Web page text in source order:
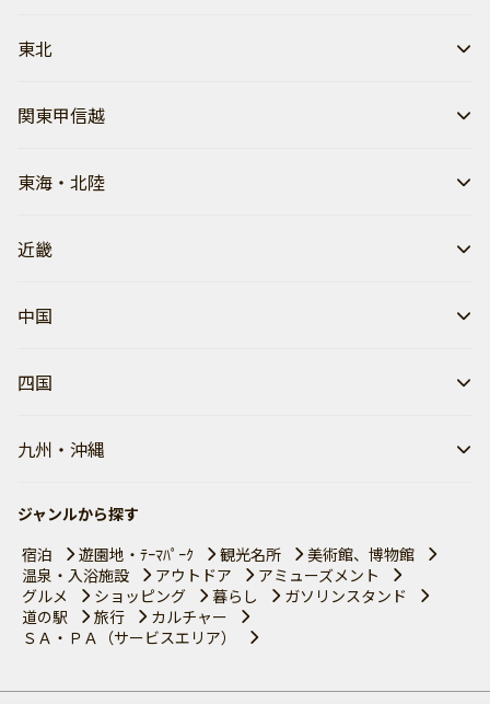
東北
関東甲信越
東海・北陸
近畿
中国
四国
九州・沖縄
ジャンルから探す
宿泊
遊園地・ﾃｰﾏﾊﾟｰｸ 観光名所
美術館、博物館
温泉・入浴施設
アウトドア
アミューズメント
グルメ
ショッピング 暮らし
ガソリンスタンド
道の駅
旅行
カルチャー
ＳＡ・ＰＡ（サービスエリア）